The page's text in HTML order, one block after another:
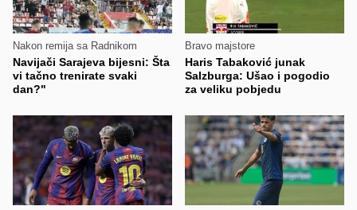
Nakon remija sa Radnikom
Navijači Sarajeva bijesni: Šta
vi tačno trenirate svaki
dan?"
Bravo majstore
Haris Tabaković junak
Salzburga: Ušao i pogodio
za veliku pobjedu